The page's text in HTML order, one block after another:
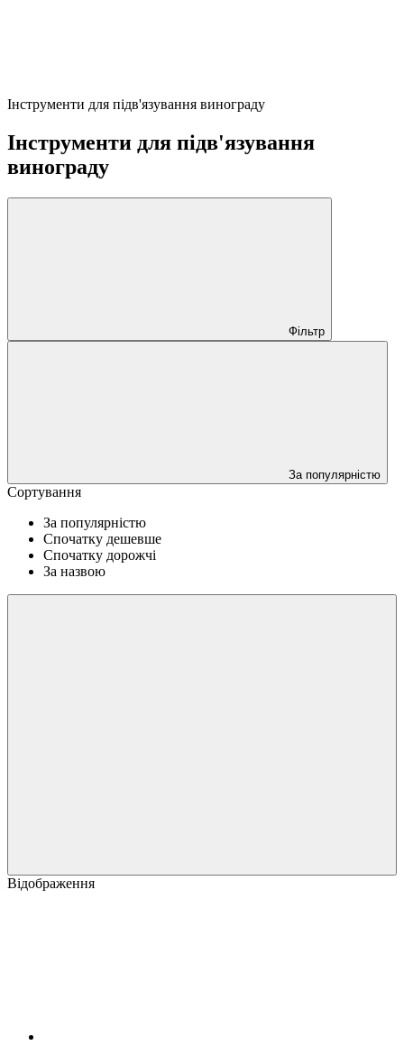
Інструменти для підв'язування винограду
Інструменти для підв'язування
винограду
Фільтр
За популярністю
Сортування
За популярністю
Спочатку дешевше
Спочатку дорожчі
За назвою
Відображення